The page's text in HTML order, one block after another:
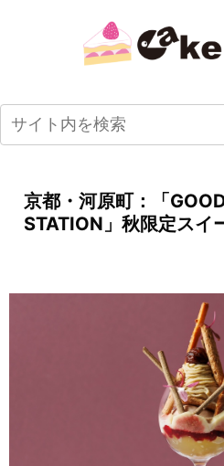
京都・河原町：「
STATION」秋限定スイ